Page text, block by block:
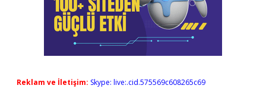
Reklam ve İletişim: Skype: live:.cid.575569c608265c69